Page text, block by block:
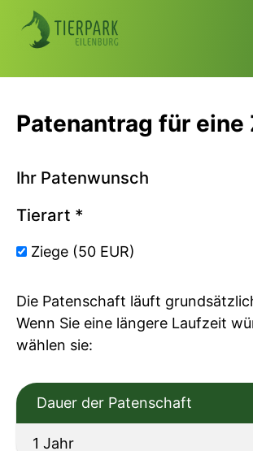
Patenantrag für eine
Ihr Patenwunsch
Tierart *
Ziege (50 EUR)
Die Patenschaft läuft
Wenn Sie eine längere Laufzeit
wählen sie:
Dauer der Patenschaft